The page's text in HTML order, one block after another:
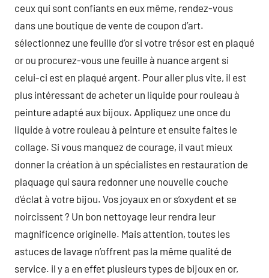
ceux qui sont confiants en eux même, rendez-vous
dans une boutique de vente de coupon d’art.
sélectionnez une feuille d’or si votre trésor est en plaqué
or ou procurez-vous une feuille à nuance argent si
celui-ci est en plaqué argent. Pour aller plus vite, il est
plus intéressant de acheter un liquide pour rouleau à
peinture adapté aux bijoux. Appliquez une once du
liquide à votre rouleau à peinture et ensuite faites le
collage. Si vous manquez de courage, il vaut mieux
donner la création à un spécialistes en restauration de
plaquage qui saura redonner une nouvelle couche
d’éclat à votre bijou. Vos joyaux en or s’oxydent et se
noircissent ? Un bon nettoyage leur rendra leur
magnificence originelle. Mais attention, toutes les
astuces de lavage n’offrent pas la même qualité de
service. il y a en effet plusieurs types de bijoux en or,